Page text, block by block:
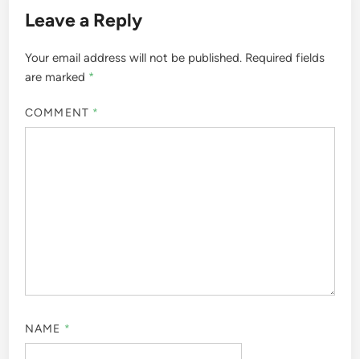
Leave a Reply
Your email address will not be published. Required fields
are marked *
COMMENT *
NAME *